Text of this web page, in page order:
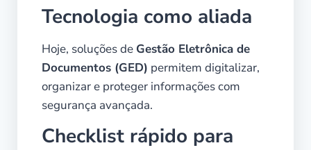
Tecnologia como aliada
Hoje, soluções de Gestão Eletrônica de
Documentos (GED) permitem digitalizar,
organizar e proteger informações com
segurança avançada.
Checklist rápido para